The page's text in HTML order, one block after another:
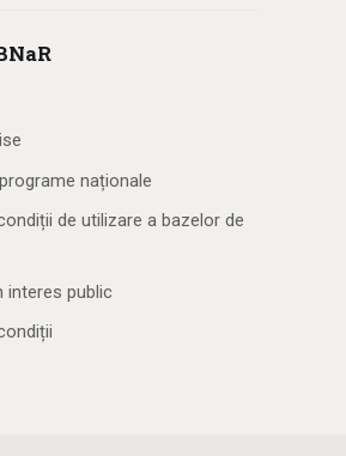
naționale
de utilizare a bazelor de
interes public